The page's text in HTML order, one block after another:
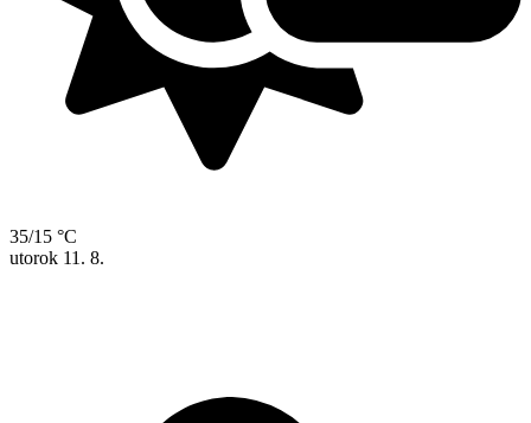
35/15 °C
utorok 11. 8.